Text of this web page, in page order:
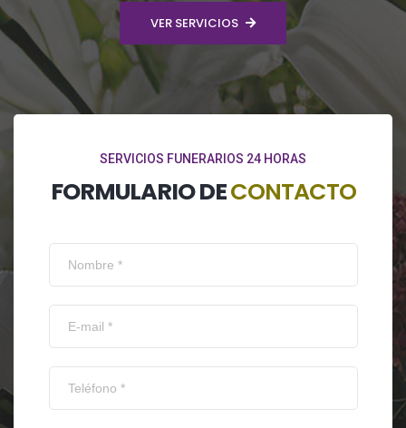
VER SERVICIOS
SERVICIOS FUNERARIOS 24 HORAS
FORMULARIO DECONTACTO